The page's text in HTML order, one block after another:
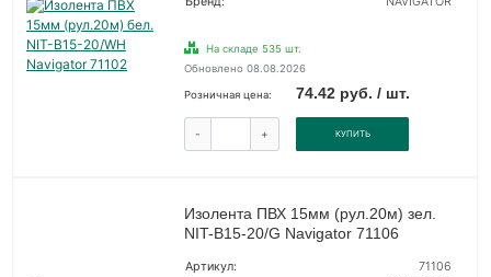
На складе 535 шт.
Обновлено 08.08.2026
Розничная цена: 74.42 руб. / шт.
- + КУПИТЬ
Изолента ПВХ 15мм (рул.20м) зел.
NIT-B15-20/G Navigator 71106
Артикул:
71106